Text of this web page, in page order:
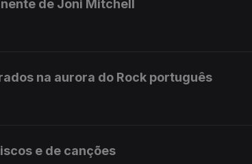
de Joni Mitchell
na aurora do Rock português
e de canções